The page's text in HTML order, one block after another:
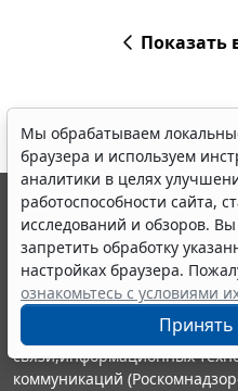
Показать
Мы обрабатываем
браузера и используем
аналитики в целях
работоспособности сайта,
исследований и обзоров.
запретить обработку
настройках браузера.
ознакомьтесь с условиями
Принять
© ООО "НПП "ГАРАНТ-
выпускается с 1990 года.
являются участниками
информации ГАРАНТ.
Портал ГАРАНТ.РУ
издания Федеральной
связи,информационных
коммуникаций